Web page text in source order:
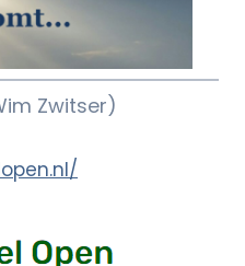
Zwitser)